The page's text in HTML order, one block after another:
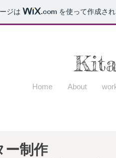
ジは .com を使って作成さ
Home About
ー制作